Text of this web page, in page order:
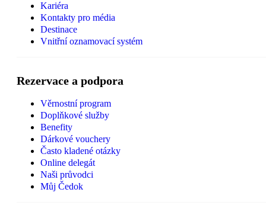
Kariéra
Kontakty pro média
Destinace
Vnitřní oznamovací systém
Rezervace a podpora
Věrnostní program
Doplňkové služby
Benefity
Dárkové vouchery
Často kladené otázky
Online delegát
Naši průvodci
Můj Čedok